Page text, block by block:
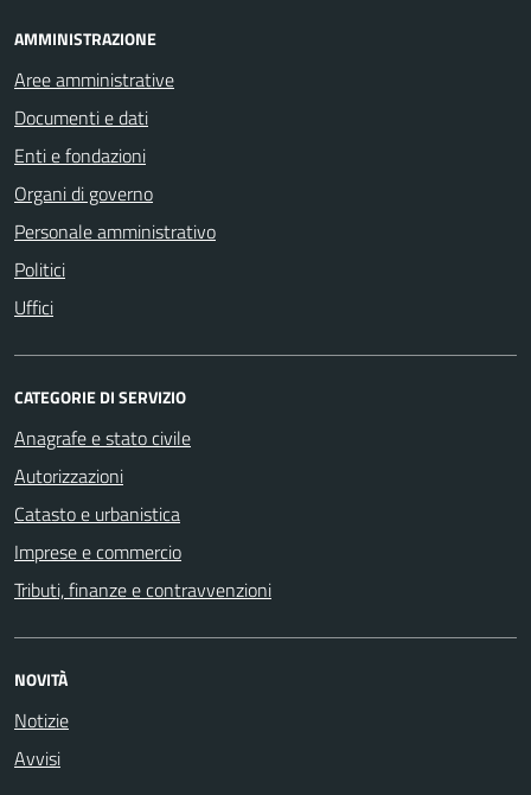
AMMINISTRAZIONE
Aree amministrative
Documenti e dati
Enti e fondazioni
Organi di governo
Personale amministrativo
Politici
Uffici
CATEGORIE DI SERVIZIO
Anagrafe e stato civile
Autorizzazioni
Catasto e urbanistica
Imprese e commercio
Tributi, finanze e contravvenzioni
NOVITÀ
Notizie
Avvisi